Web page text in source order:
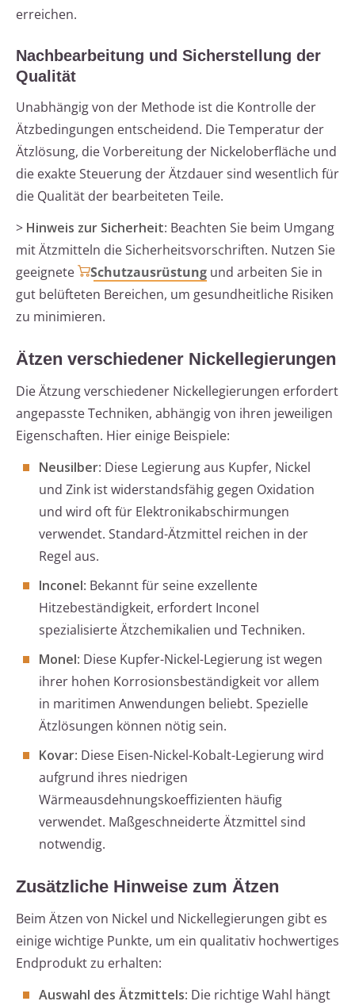
erreichen.
Nachbearbeitung und Sicherstellung der
Qualität
Unabhängig von der Methode ist die Kontrolle der
Ätzbedingungen entscheidend. Die Temperatur der
Ätzlösung, die Vorbereitung der Nickeloberfläche und
die exakte Steuerung der Ätzdauer sind wesentlich für
die Qualität der bearbeiteten Teile.
> Hinweis zur Sicherheit: Beachten Sie beim Umgang
mit Ätzmitteln die Sicherheitsvorschriften. Nutzen Sie
geeignete
Schutzausrüstung und arbeiten Sie in
gut belüfteten Bereichen, um gesundheitliche Risiken
zu minimieren.
Ätzen verschiedener Nickellegierungen
Die Ätzung verschiedener Nickellegierungen erfordert
angepasste Techniken, abhängig von ihren jeweiligen
Eigenschaften. Hier einige Beispiele:
Neusilber: Diese Legierung aus Kupfer, Nickel
und Zink ist widerstandsfähig gegen Oxidation
und wird oft für Elektronikabschirmungen
verwendet. Standard-Ätzmittel reichen in der
Regel aus.
Inconel: Bekannt für seine exzellente
Hitzebeständigkeit, erfordert Inconel
spezialisierte Ätzchemikalien und Techniken.
Monel: Diese Kupfer-Nickel-Legierung ist wegen
ihrer hohen Korrosionsbeständigkeit vor allem
in maritimen Anwendungen beliebt. Spezielle
Ätzlösungen können nötig sein.
Kovar: Diese Eisen-Nickel-Kobalt-Legierung wird
aufgrund ihres niedrigen
Wärmeausdehnungskoeffizienten häufig
verwendet. Maßgeschneiderte Ätzmittel sind
notwendig.
Zusätzliche Hinweise zum Ätzen
Beim Ätzen von Nickel und Nickellegierungen gibt es
einige wichtige Punkte, um ein qualitativ hochwertiges
Endprodukt zu erhalten:
Auswahl des Ätzmittels: Die richtige Wahl hängt